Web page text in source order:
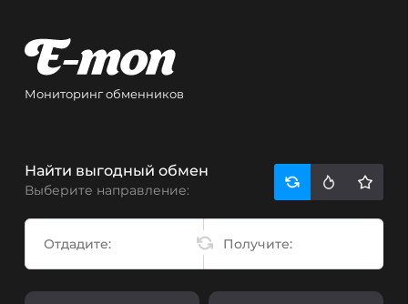
Мониторинг обменников
Найти выгодный обмен
Выберите направление: